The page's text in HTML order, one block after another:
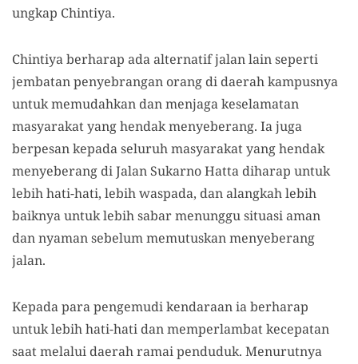
ungkap Chintiya.
Chintiya berharap ada alternatif jalan lain seperti
jembatan penyebrangan orang di daerah kampusnya
untuk memudahkan dan menjaga keselamatan
masyarakat yang hendak menyeberang. Ia juga
berpesan kepada seluruh masyarakat yang hendak
menyeberang di Jalan Sukarno Hatta diharap untuk
lebih hati-hati, lebih waspada, dan alangkah lebih
baiknya untuk lebih sabar menunggu situasi aman
dan nyaman sebelum memutuskan menyeberang
jalan.
Kepada para pengemudi kendaraan ia berharap
untuk lebih hati-hati dan memperlambat kecepatan
saat melalui daerah ramai penduduk. Menurutnya